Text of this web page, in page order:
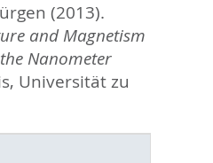
(2013).
and Magnetism
Nanometer
Universität zu